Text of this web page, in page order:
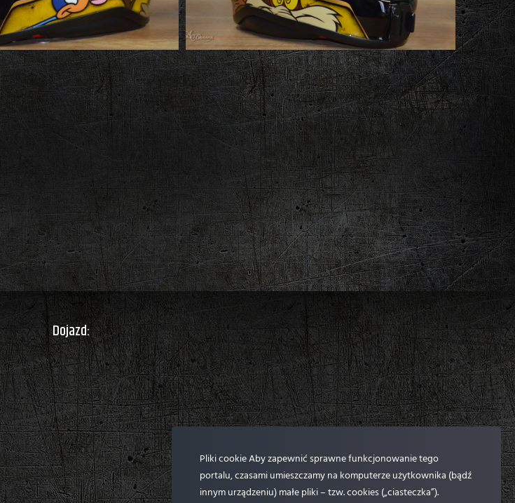
Dojazd:
Pliki cookie Aby zapewnić sprawne funkcjonowanie tego
portalu, czasami umieszczamy na komputerze użytkownika (bądź
innym urządzeniu) małe pliki – tzw. cookies („ciasteczka”).